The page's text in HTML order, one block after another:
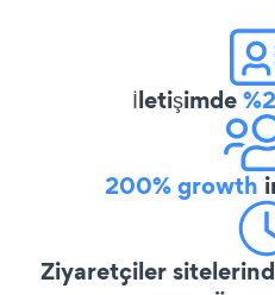
İletişimde
200% growth
Ziyaretçiler